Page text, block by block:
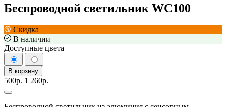
Беспроводной светильник WC100
Скидка
В наличии
Доступные цвета
В корзину
500р. 1 260р.